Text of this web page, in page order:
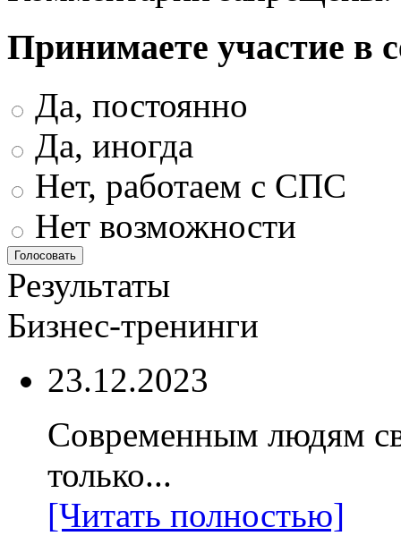
Принимаете участие в
Да, постоянно
Да, иногда
Нет, работаем с СПС
Нет возможности
Результаты
Бизнес-тренинги
23.12.2023
Современным людям
только...
[Читать полностью]